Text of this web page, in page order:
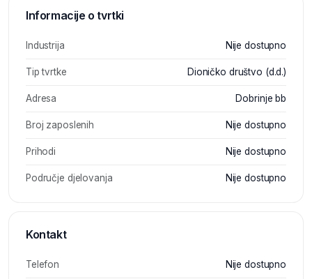
Informacije o tvrtki
Industrija Nije dostupno
Tip tvrtke Dioničko društvo (d.d.)
Adresa Dobrinje bb
Broj zaposlenih Nije dostupno
Prihodi Nije dostupno
Područje djelovanja Nije dostupno
Kontakt
Telefon Nije dostupno